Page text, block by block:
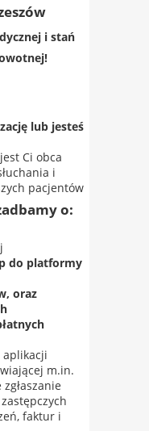
i stań
lub jesteś
Ci obca
i
pacjentów
o:
do platformy
oraz
aplikacji
m.in.
faktur i